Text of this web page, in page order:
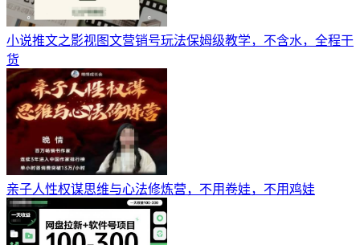
小说推文之影视图文营销号玩法保姆级教学，不含水，全程干
货
亲子人性权谋思维与心法修炼营，不用卷娃，不用鸡娃